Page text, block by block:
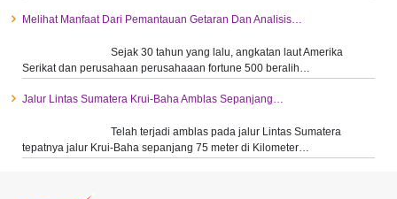
Melihat Manfaat Dari Pemantauan Getaran Dan Analisis…
Sejak 30 tahun yang lalu, angkatan laut Amerika
Serikat dan perusahaan perusahaaan fortune 500 beralih…
Jalur Lintas Sumatera Krui-Baha Amblas Sepanjang…
Telah terjadi amblas pada jalur Lintas Sumatera
tepatnya jalur Krui-Baha sepanjang 75 meter di Kilometer…